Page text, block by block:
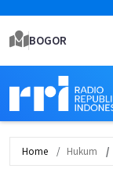
BOGOR
Home Hukum